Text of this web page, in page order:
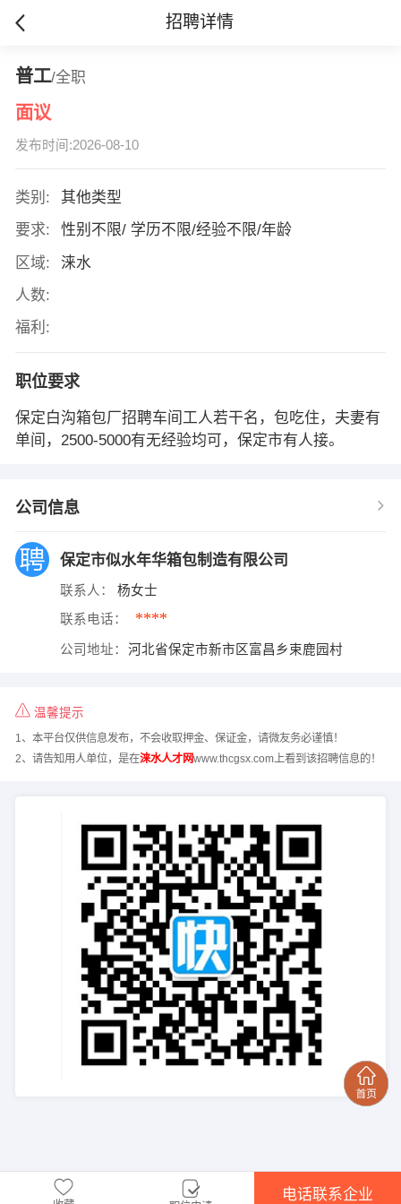
招聘详情
普工/全职
面议
发布时间:2026-08-10
类别:
其他类型
要求:
性别不限/ 学历不限/经验不限/年龄
区域:
涞水
人数:
福利:
职位要求
保定白沟箱包厂招聘车间工人若干名，包吃住，夫妻有
单间，2500-5000有无经验均可，保定市有人接。
公司信息
保定市似水年华箱包制造有限公司
联系人： 杨女士
联系电话： ****
公司地址： 河北省保定市新市区富昌乡束鹿园村
温馨提示
1、本平台仅供信息发布，不会收取押金、保证金，请微友务必谨慎！
2、请告知用人单位，是在涞水人才网www.thcgsx.com上看到该招聘信息的！
电话联系企业